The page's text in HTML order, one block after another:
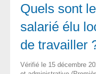
Quels sont
salarié élu
de travailler
Vérifié le 15 décembre